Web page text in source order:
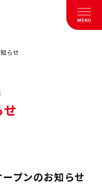
らせ
プンのお知らせ